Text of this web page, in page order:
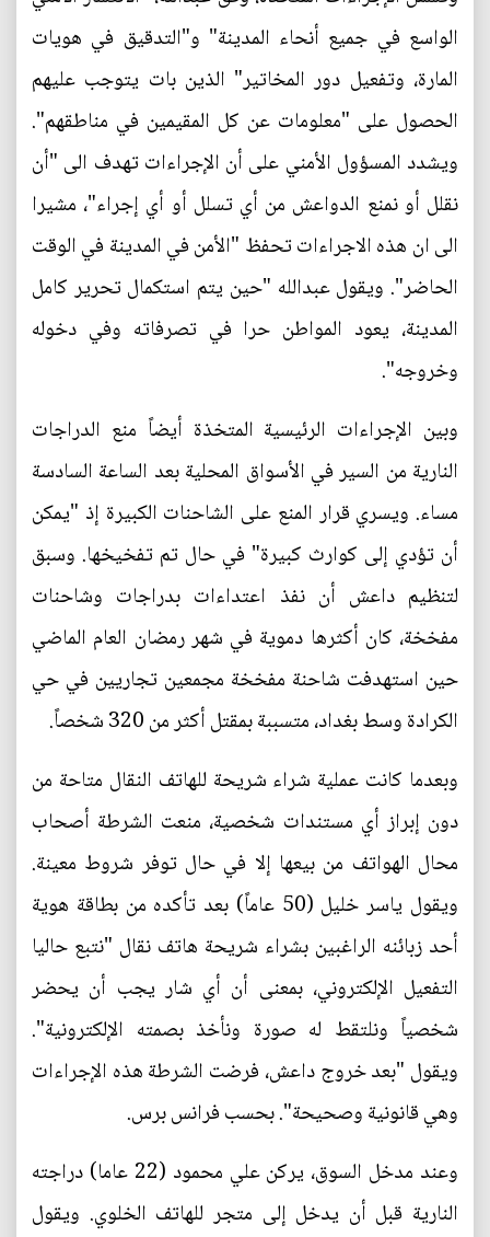
الواسع في جميع أنحاء المدينة" و"التدقيق في هويات
المارة، وتفعيل دور المخاتير" الذين بات يتوجب عليهم
الحصول على "معلومات عن كل المقيمين في مناطقهم".
ويشدد المسؤول الأمني على أن الإجراءات تهدف الى "أن
نقلل أو نمنع الدواعش من أي تسلل أو أي إجراء"، مشيرا
الى ان هذه الاجراءات تحفظ "الأمن في المدينة في الوقت
الحاضر". ويقول عبدالله "حين يتم استكمال تحرير كامل
المدينة، يعود المواطن حرا في تصرفاته وفي دخوله
وخروجه".
وبين الإجراءات الرئيسية المتخذة أيضاً منع الدراجات
النارية من السير في الأسواق المحلية بعد الساعة السادسة
مساء. ويسري قرار المنع على الشاحنات الكبيرة إذ "يمكن
أن تؤدي إلى كوارث كبيرة" في حال تم تفخيخها. وسبق
لتنظيم داعش أن نفذ اعتداءات بدراجات وشاحنات
مفخخة، كان أكثرها دموية في شهر رمضان العام الماضي
حين استهدفت شاحنة مفخخة مجمعين تجاريين في حي
الكرادة وسط بغداد، متسببة بمقتل أكثر من 320 شخصاً.
وبعدما كانت عملية شراء شريحة للهاتف النقال متاحة من
دون إبراز أي مستندات شخصية، منعت الشرطة أصحاب
محال الهواتف من بيعها إلا في حال توفر شروط معينة.
ويقول ياسر خليل (50 عاماً) بعد تأكده من بطاقة هوية
أحد زبائنه الراغبين بشراء شريحة هاتف نقال "نتبع حاليا
التفعيل الإلكتروني، بمعنى أن أي شار يجب أن يحضر
شخصياً ونلتقط له صورة ونأخذ بصمته الإلكترونية".
ويقول "بعد خروج داعش، فرضت الشرطة هذه الإجراءات
وهي قانونية وصحيحة". بحسب فرانس برس.
وعند مدخل السوق، يركن علي محمود (22 عاما) دراجته
النارية قبل أن يدخل إلى متجر للهاتف الخلوي. ويقول